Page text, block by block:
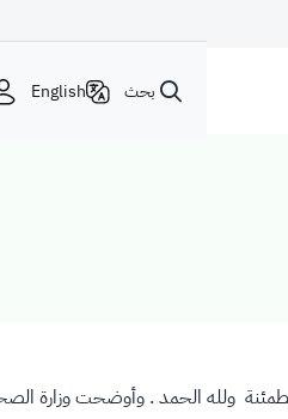
بحث English
ولله الحمد . وأوضحت وزارة